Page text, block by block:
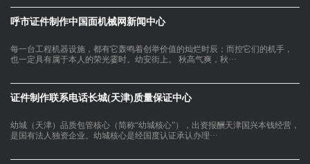
呼市证件制作中国面机械网新闻中心
每一台工程机器设施，都有它轰鸣着创举价值的灿烂时辰；而控它们的机手，
也一定具有属于本人的荣光霎时。幼安街上。 秋高气爽，秋···
证件制作联系电话长城(天津)质量保证中心
幼城（天津）品质包管核心（简称“幼城核心”），出资报酬天津国兴本钱经营，
是国有法人独资企业。幼城核心是经国度认证承认办理···